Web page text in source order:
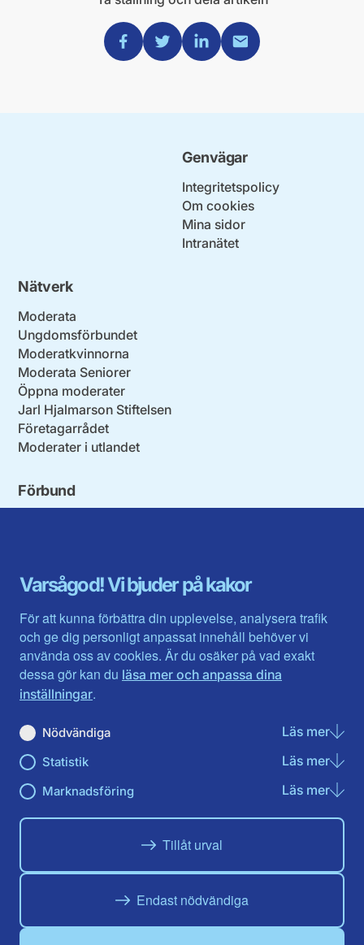
Varsågod! Vi bjuder på kakor
För att kunna förbättra din upplevelse, analysera trafik
och ge dig personligt anpassat innehåll behöver vi
använda oss av cookies. Är du osäker på vad exakt
dessa gör kan du läsa mer och anpassa dina
inställningar.
Nödvändiga Läs merom
Statistik Läs merom
Marknadsföring Läs merom
Tillåt urval
Endast nödvändiga
Dela via Facebook
Dela via Twitter
Dela via Linkedin
Dela via Mail
Genvägar
Integritetspolicy
Om cookies
Mina sidor
Intranätet
Nätverk
Moderata
Ungdomsförbundet
Moderatkvinnorna
Moderata Seniorer
Öppna moderater
Jarl Hjalmarson Stiftelsen
Företagarrådet
Moderater i utlandet
Förbund
Gävleborg
Halland
Jämtlands län
Jönköpings län
Kalmar län
Kronobergs län
Norrbotten
Skåne län
Värmlands län
Västerbotten
Västra Götaland
Västernorrland
Västmanland
Örebro län
Östergötland
Du hittar oss här på sociala medier
Facebook
Instagram